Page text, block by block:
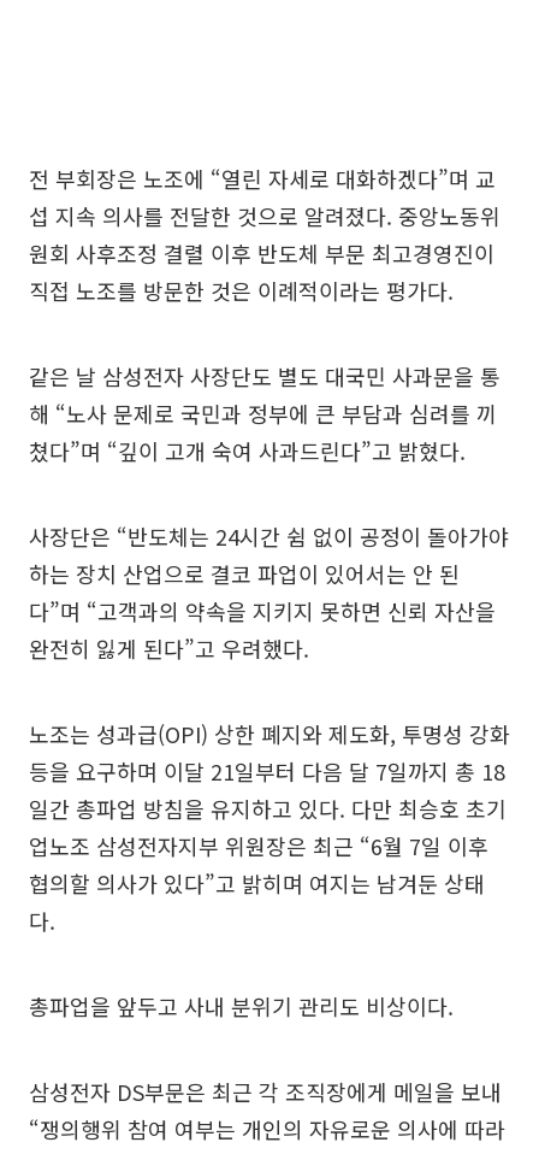
전 부회장은 노조에 “열린 자세로 대화하겠다”며 교
섭 지속 의사를 전달한 것으로 알려졌다. 중앙노동위
원회 사후조정 결렬 이후 반도체 부문 최고경영진이
직접 노조를 방문한 것은 이례적이라는 평가다.
같은 날 삼성전자 사장단도 별도 대국민 사과문을 통
해 “노사 문제로 국민과 정부에 큰 부담과 심려를 끼
쳤다”며 “깊이 고개 숙여 사과드린다”고 밝혔다.
사장단은 “반도체는 24시간 쉼 없이 공정이 돌아가야
하는 장치 산업으로 결코 파업이 있어서는 안 된
다”며 “고객과의 약속을 지키지 못하면 신뢰 자산을
완전히 잃게 된다”고 우려했다.
노조는 성과급(OPI) 상한 폐지와 제도화, 투명성 강화
등을 요구하며 이달 21일부터 다음 달 7일까지 총 18
일간 총파업 방침을 유지하고 있다. 다만 최승호 초기
업노조 삼성전자지부 위원장은 최근 “6월 7일 이후
협의할 의사가 있다”고 밝히며 여지는 남겨둔 상태
다.
총파업을 앞두고 사내 분위기 관리도 비상이다.
삼성전자 DS부문은 최근 각 조직장에게 메일을 보내
“쟁의행위 참여 여부는 개인의 자유로운 의사에 따라